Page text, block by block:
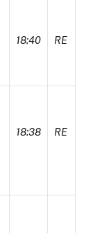
18:40 RE
18:38 RE